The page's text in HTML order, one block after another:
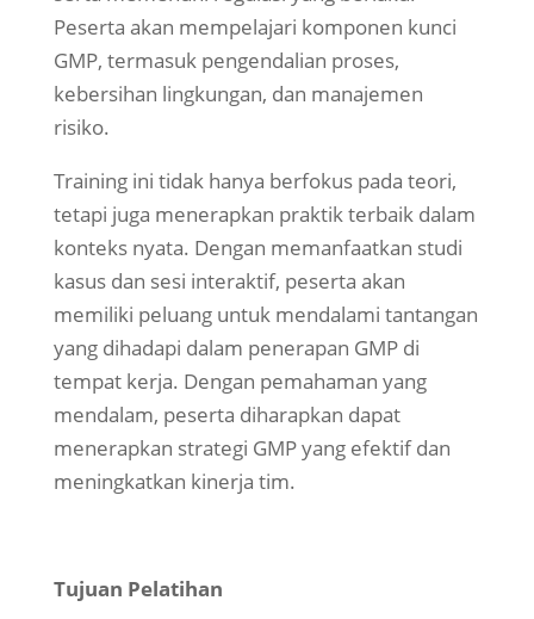
Peserta akan mempelajari komponen kunci
GMP, termasuk pengendalian proses,
kebersihan lingkungan, dan manajemen
risiko.
Training ini tidak hanya berfokus pada teori,
tetapi juga menerapkan praktik terbaik dalam
konteks nyata. Dengan memanfaatkan studi
kasus dan sesi interaktif, peserta akan
memiliki peluang untuk mendalami tantangan
yang dihadapi dalam penerapan GMP di
tempat kerja. Dengan pemahaman yang
mendalam, peserta diharapkan dapat
menerapkan strategi GMP yang efektif dan
meningkatkan kinerja tim.
Tujuan Pelatihan